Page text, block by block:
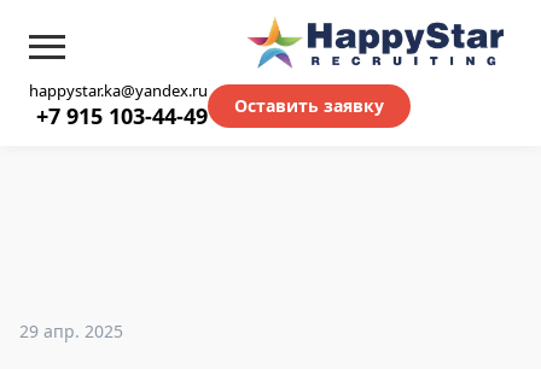
29 апр. 2025
happystar.ka@yandex.ru
+7 915 103-44-49 Оставить заявку